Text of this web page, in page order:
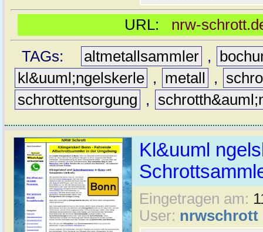
URL: nrw-
TAGs:
altmetallsammler ,
kl&uuml;ngelskerle , metall ,
schrottentsorgung
,
Kl&uuml
Eingetragen am:
User: nrwschrott